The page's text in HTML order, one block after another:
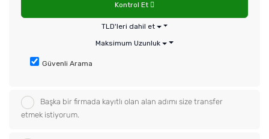
Kontrol Et
TLD'leri dahil et
Maksimum Uzunluk
Güvenli Arama
Başka bir firmada kayıtlı olan alan adımı size transfer
etmek istiyorum.